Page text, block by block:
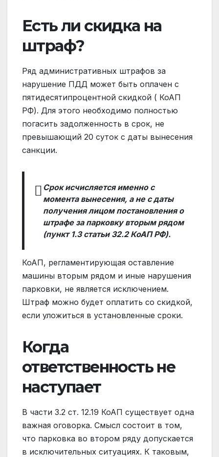
Есть ли скидка на
штраф?
Ряд административных штрафов за
нарушение ПДД может быть оплачен с
пятидесятипроцентной скидкой ( КоАП
РФ). Для этого необходимо полностью
погасить задолженность в срок, не
превышающий 20 суток с даты вынесения
санкции.
Срок исчисляется именно с
момента вынесения, а не с даты
получения лицом постановления о
штрафе за парковку вторым рядом
(пункт 1.3 статьи 32.2 КоАП РФ).
КоАП, регламентирующая оставление
машины вторым рядом и иные нарушения
парковки, не является исключением.
Штраф можно будет оплатить со скидкой,
если уложиться в установленные сроки.
Когда
ответственность не
наступает
В части 3.2 ст. 12.19 КоАП существует одна
важная оговорка. Смысл состоит в том,
что парковка во втором ряду допускается
в исключительных ситуациях. К таковым,